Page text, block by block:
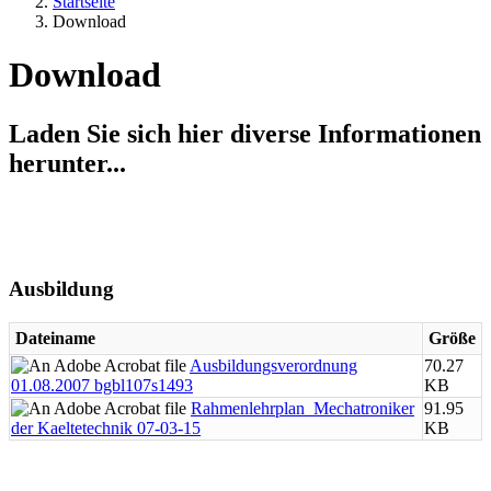
Download
Download
Laden Sie sich hier diverse Informationen
herunter...
Ausbildung
Dateiname
Größe
Ausbildungsverordnung
01.08.2007 bgbl107s1493
70.27
KB
Rahmenlehrplan_Mechatroniker
der Kaeltetechnik 07-03-15
91.95
KB